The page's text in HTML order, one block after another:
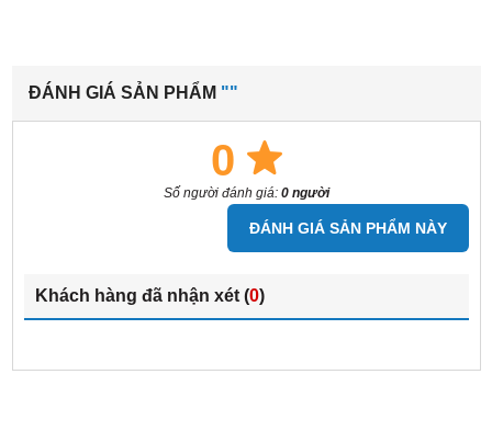
ĐÁNH GIÁ SẢN PHẨM ""
0
Số người đánh giá: 0 người
ĐÁNH GIÁ SẢN PHẨM NÀY
Khách hàng đã nhận xét (0)